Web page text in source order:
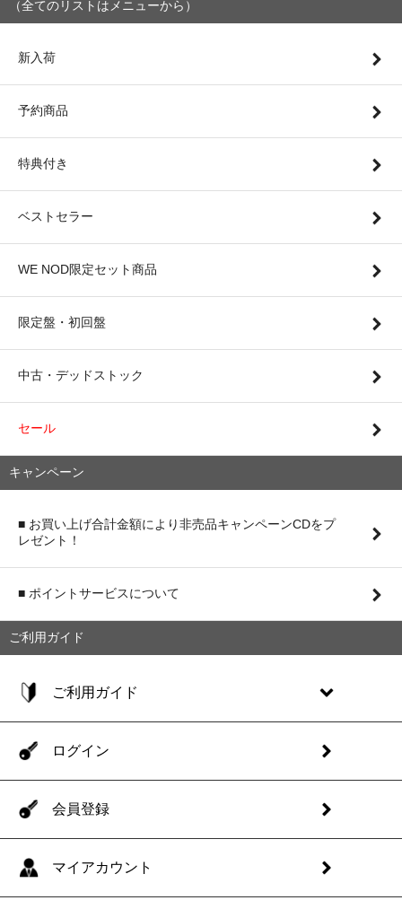
（全てのリストはメニューから）
新入荷
予約商品
特典付き
ベストセラー
WE NOD限定セット商品
限定盤・初回盤
中古・デッドストック
セール
キャンペーン
■ お買い上げ合計金額により非売品キャンペーンCDをプ
レゼント！
■ ポイントサービスについて
ご利用ガイド
ご利用ガイド
ログイン
会員登録
マイアカウント